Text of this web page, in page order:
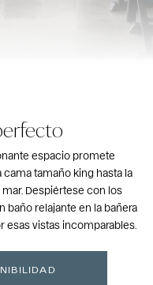
espacio promete
tamaño king hasta la
Despiértese con los
baño relajante en la bañera
esas vistas incomparables.